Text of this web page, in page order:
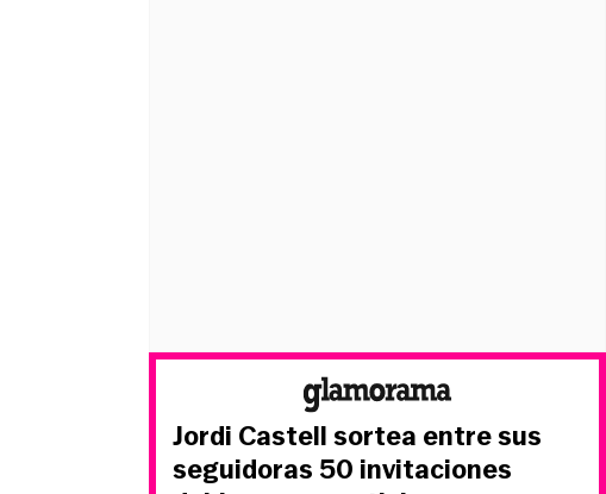
Jordi Castell sortea entre sus
seguidoras 50 invitaciones